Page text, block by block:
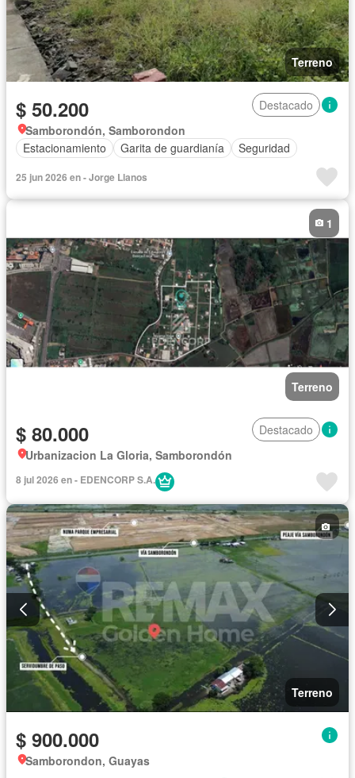
Terreno
$ 50.200
Destacado
Samborondón, Samborondon
Estacionamiento
Garita de guardianía Seguridad
25 jun 2026 en - Jorge Llanos
Terreno
1
$ 80.000
Destacado
Urbanizacion La Gloria, Samborondón
8 jul 2026 en - EDENCORP S.A.
Terreno
$ 900.000
Samborondon, Guayas